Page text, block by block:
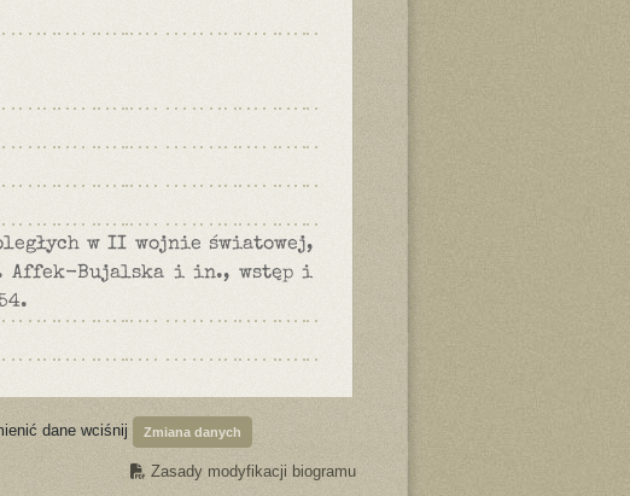
w II wojnie światowej,
Affek-Bujalska i in., wstęp i
dane wciśnij Zmiana danych
Zasady modyfikacji biogramu